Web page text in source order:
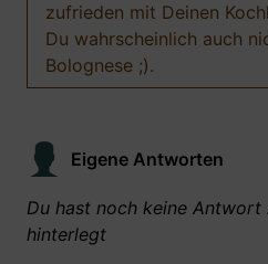
zufrieden mit Deinen
Du wahrscheinlich auch
Bolognese ;).
Eigene Antworten
Du hast noch keine Antwort
hinterlegt